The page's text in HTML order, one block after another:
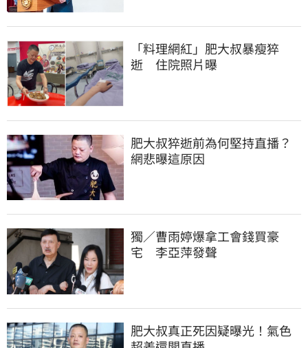
「料理網紅」肥大叔暴瘦猝
逝　住院照片曝
肥大叔猝逝前為何堅持直播？
網悲曝這原因
獨／曹雨婷爆拿工會錢買豪
宅　李亞萍發聲
肥大叔真正死因疑曝光！氣色